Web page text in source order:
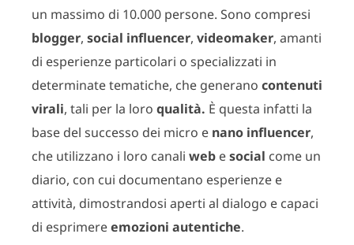
un massimo di 10.000 persone. Sono compresi
blogger, social influencer, videomaker, amanti
di esperienze particolari o specializzati in
determinate tematiche, che generano contenuti
virali, tali per la loro qualità. È questa infatti la
base del successo dei micro e nano influencer,
che utilizzano i loro canali webesocial come un
diario, con cui documentano esperienze e
attività, dimostrandosi aperti al dialogo e capaci
di esprimereemozioni autentiche.